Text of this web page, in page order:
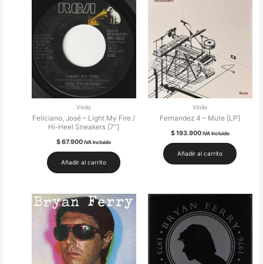
Vinilo
Feliciano, José – Light My Fire /
Hi-Heel Sneakers [7″]
$67.900 IVA Incluido
Añadir al carrito
Vinilo
Fernandez 4 – Mute [LP]
$193.900 IVA Incluido
Añadir al carrito